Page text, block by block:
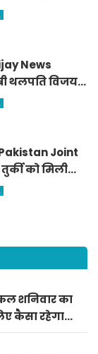
शुभमन गिल,
News
थलपति विजय
जुड़ी बड़ी खबर,
Joint
को मिली
पाकिस्तान,
शनिवार का
कैसा रहेगा